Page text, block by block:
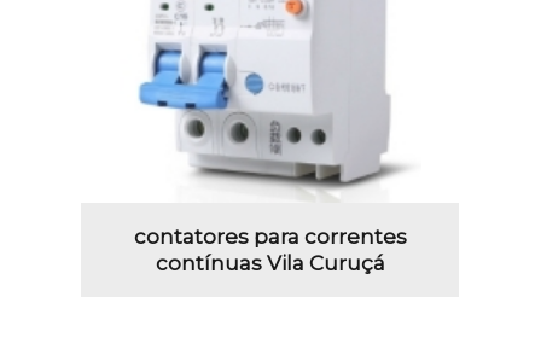
contatores para correntes
contínuas Vila Curuçá